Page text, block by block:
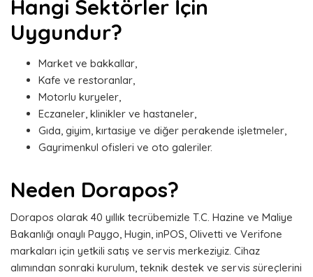
Hangi Sektörler İçin
Uygundur?
Market ve bakkallar,
Kafe ve restoranlar,
Motorlu kuryeler,
Eczaneler, klinikler ve hastaneler,
Gıda, giyim, kırtasiye ve diğer perakende işletmeler,
Gayrimenkul ofisleri ve oto galeriler.
Neden Dorapos?
Dorapos olarak 40 yıllık tecrübemizle T.C. Hazine ve Maliye
Bakanlığı onaylı Paygo, Hugin, inPOS, Olivetti ve Verifone
markaları için yetkili satış ve servis merkeziyiz. Cihaz
alımından sonraki kurulum, teknik destek ve servis süreçlerini